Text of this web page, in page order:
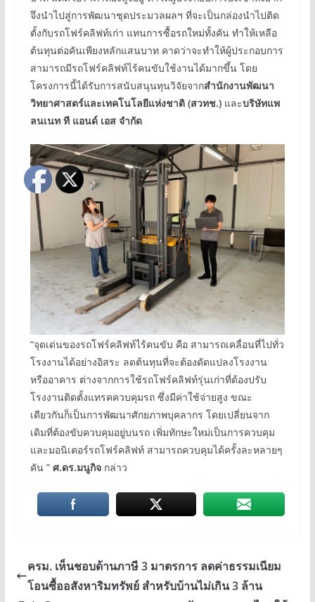
จึงนำไปสู่การพัฒนาชุดประมวลผลฯ ที่จะเป็นกล่องนำไปติด
ตั้งกับรถโฟร์คลิฟท์เก่า แทนการซื้อรถใหม่ทั้งคัน ทำให้เหลือ
ต้นทุนต่อคันเพียงหลักแสนบาท คาดว่าจะทำให้ผู้ประกอบการ
สามารถมีรถโฟร์คลิฟท์ไร้คนขับใช้งานได้มากขึ้น โดย
โครงการนี้ได้รับการสนับสนุนทุนวิจัยจากสำนักงานพัฒนา
วิทยาศาสตร์และเทคโนโลยีแห่งชาติ (สวทช.)และบริษัทแพ
ลนเนท ที แอนด์ เอส จำกัด
“จุดเด่นของรถโฟร์คลิฟท์ไร้คนขับ คือ สามารถเคลื่อนที่ไปทั่ว
โรงงานได้อย่างอิสระ ลดต้นทุนที่จะต้องดัดแปลงโรงงาน
หรืออาคาร ต่างจากการใช้รถโฟร์คลิฟท์รุ่นเก่าที่ต้องปรับ
โรงงานติดตั้งแทรคควบคุมรถ ซึ่งมีค่าใช้จ่ายสูง ขณะ
เดียวกันก็เป็นการพัฒนาศักยภาพบุคลากร โดยเปลี่ยนจาก
เดิมที่ต้องขับควบคุมอยู่บนรถ เพิ่มทักษะใหม่เป็นการควบคุม
และมอนิเตอร์รถโฟร์คลิฟท์ สามารถควบคุมได้ครั้งละหลายๆ
คัน ” ศ.ดร.มนูกิจกล่าว
ครม. เห็นชอบด้านภาษี 3 มาตรการ ลดค่าธรรมเนียม
โอนซื้ออสังหาริมทรัพย์ สำหรับบ้านไม่เกิน 3 ล้าน